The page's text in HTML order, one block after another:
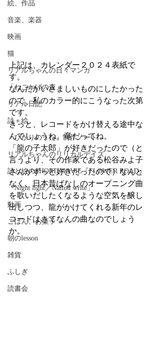
絵、作品
音楽、楽器
映画
猫
リアルちゃんの日々マンガ
「ねこかげの森」
リアル日記
詩＋絵
「ひかりのうた」制作ノート
リアルちゃんのリリカルデイズ
詩と絵のSHORT MOVIE『FLOWER ROAD』
「Night light／Naitou write」
動画
ごはん、お菓子
朝のlesson
雑貨
ふしぎ
読書会
上記は、カレンダー２０２４表紙で
す。
なんだかいさましいものにしたかった
ので、私のカラー的にこうなった次第
です。
きっと、レコードをかけ替える途中な
んでしょうね。竜だってね。
「龍の子太郎」が好きだったので（と
言うより、その作家である松谷みよ子
さんがずっと好きだったので）なんと
なく、日本昔ばなしのオープニング曲
を歌いだしたくなるような空気を醸し
出しつつ、龍がかけてくれる新年のレ
コードはさてなんの曲なのでしょう
か。